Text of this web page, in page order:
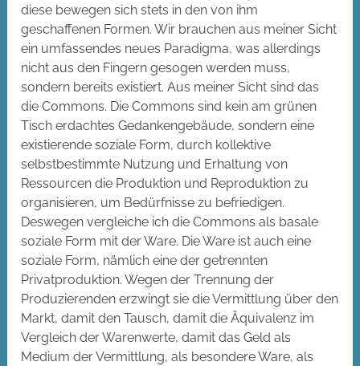
diese bewegen sich stets in den von ihm
geschaffenen Formen. Wir brauchen aus meiner Sicht
ein umfassendes neues Paradigma, was allerdings
nicht aus den Fingern gesogen werden muss,
sondern bereits existiert. Aus meiner Sicht sind das
die Commons. Die Commons sind kein am grünen
Tisch erdachtes Gedankengebäude, sondern eine
existierende soziale Form, durch kollektive
selbstbestimmte Nutzung und Erhaltung von
Ressourcen die Produktion und Reproduktion zu
organisieren, um Bedürfnisse zu befriedigen.
Deswegen vergleiche ich die Commons als basale
soziale Form mit der Ware. Die Ware ist auch eine
soziale Form, nämlich eine der getrennten
Privatproduktion. Wegen der Trennung der
Produzierenden erzwingt sie die Vermittlung über den
Markt, damit den Tausch, damit die Äquivalenz im
Vergleich der Warenwerte, damit das Geld als
Medium der Vermittlung, als besondere Ware, als